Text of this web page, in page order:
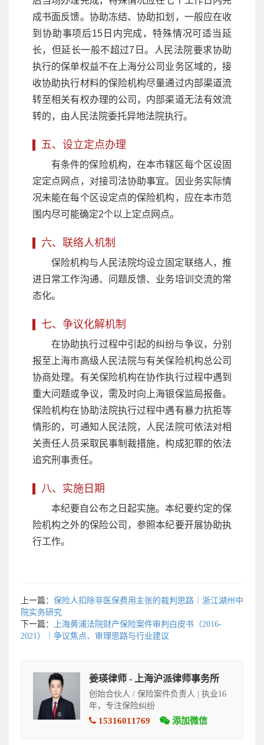
成书面反馈。协助冻结、协助扣划，一般应在收
到协助事项后15日内完成，特殊情况可适当延
长，但延长一般不超过7日。人民法院要求协助
执行的保单权益不在上海分公司业务区域的，接
收协助执行材料的保险机构尽量通过内部渠道流
转至相关有权办理的公司，内部渠道无法有效流
转的，由人民法院委托异地法院执行。
五、设立定点办理
有条件的保险机构，在本市辖区每个区设固
定定点网点，对接司法协助事宜。因业务实际情
况未能在每个区设定点的保险机构，应在本市范
围内尽可能确定2个以上定点网点。
六、联络人机制
保险机构与人民法院均设立固定联络人，推
进日常工作沟通、问题反馈、业务培训交流的常
态化。
七、争议化解机制
在协助执行过程中引起的纠纷与争议，分别
报至上海市高级人民法院与有关保险机构总公司
协商处理。有关保险机构在协作执行过程中遇到
重大问题或争议，需及时向上海银保监局报备。
保险机构在协助法院执行过程中遇有暴力抗拒等
情形的，可通知人民法院，人民法院可依法对相
关责任人员采取民事制裁措施，构成犯罪的依法
追究刑事责任。
八、实施日期
本纪要自公布之日起实施。本纪要约定的保
险机构之外的保险公司，参照本纪要开展协助执
行工作。
上一篇： 保险人扣除非医保费用主张的裁判思路｜浙江湖州中
院实务研究
下一篇：
上海黄浦法院财产保险案件审判白皮书（2016-
2021）｜争议焦点、审理思路与行业建议
姜瑛律师 - 上海沪派律师事务所
创始合伙人 / 保险案件负责人 | 执业16
年，专注保险纠纷
15316011769 添加微信